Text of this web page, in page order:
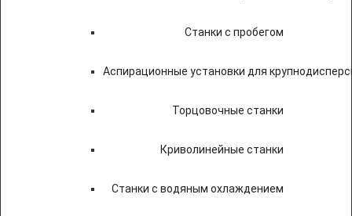
Станки с пробегом
Аспирационные установки для
Торцовочные станки
Криволинейные станки
Станки с водяным охлаждением